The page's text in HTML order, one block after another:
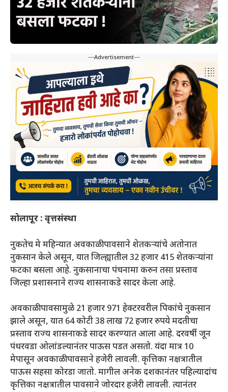
---Advertisement---
सोलापूर : वृत्तसंस्था
नुकतेच मे महिन्यात अवकाळी पावसाने शेतकर्‍यांचे अतोनात
नुकसान केले असून, यात जिल्ह्यातील 32 हजार 415 शेतकर्‍यांना
फटका बसला आहे. नुकसानाचा पंचनामा करुन तसा प्रस्ताव
जिल्हा प्रशासनाने राज्य शासनाकडे सादर केला आहे.
अवकाळी पावसामुळे 21 हजार 971 हेक्टरवरील पिकांचे नुकसान
झाले असून, यात 64 कोटी 38 लाख 72 हजार रुपये मदतीचा
प्रस्ताव राज्य शासनाकडे सादर करण्यात आला आहे. दरवर्षी जून
पंधरवडा ओलांडल्यानंतर पाऊस पडत असतो. यंदा मात्र 10
मेपासून अवकाळी पावसाने हजेरी लावली. कृत्तिका नक्षत्रातील
पाऊस सहसा कोरडा जातो. मागील अनेक दशकानंतर पहिल्यादांच
कृत्तिका नक्षत्रातील पावसाने जोरदार हजेरी लावली. त्यानंतर